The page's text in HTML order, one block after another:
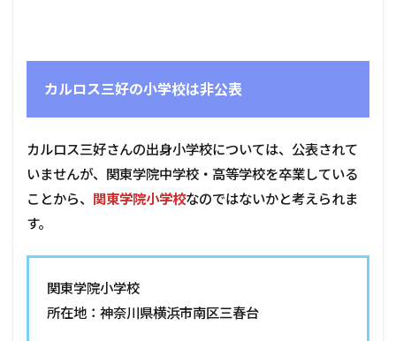
カルロス三好の小学校は非公表
カルロス三好さんの出身小学校については、公表されて
いませんが、関東学院中学校・高等学校を卒業している
ことから、 関東学院小学校なのではないかと考えられま
す。
関東学院小学校
所在地：神奈川県横浜市南区三春台